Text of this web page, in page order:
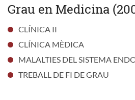
Grau en Medicina
CLÍNICA II
CLÍNICA MÈDICA
MALALTIES DEL SISTEMA
TREBALL DE FI DE GRAU